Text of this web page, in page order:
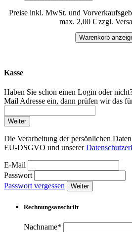
Preise inkl. MwSt. und
max. 2,00 € zzgl.
Warenkorb
Kasse
Haben Sie schon einen Login oder
Mail Adresse ein, dann prüfen wir das
Weiter
Die Verarbeitung der persönlichen
EU-DSGVO und unserer
E-Mail
Passwort
Passwort vergessen
Weiter
Rechnungsanschrift
Nachname*